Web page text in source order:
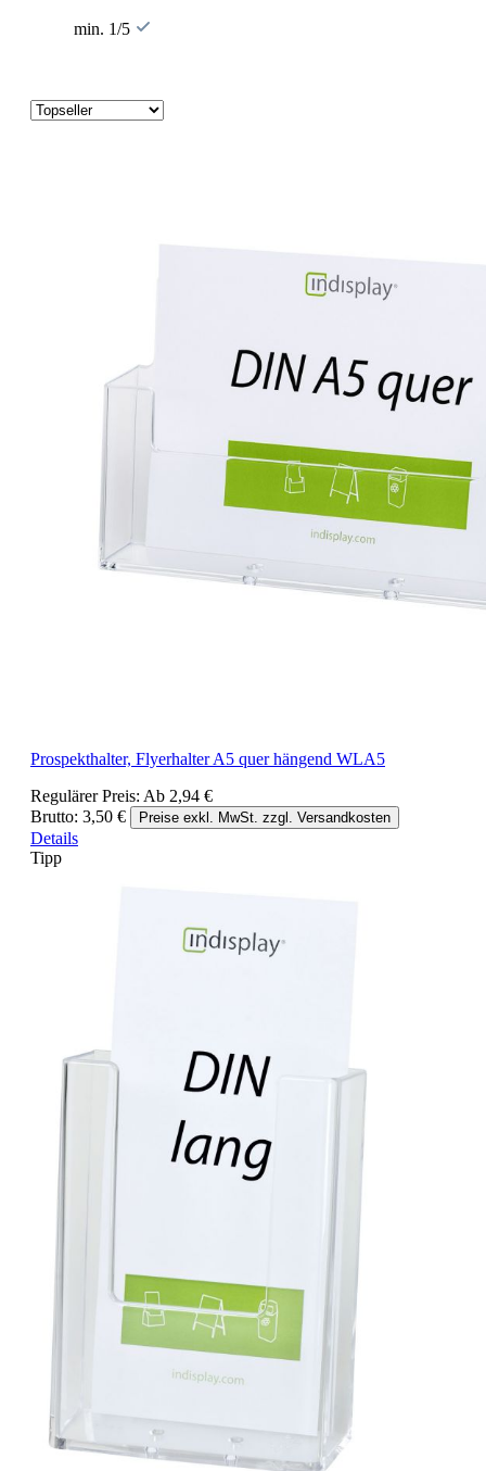
min. 1/5
Prospekthalter, Flyerhalter A5 quer hängend WLA5
Regulärer Preis: Ab 2,94 €
Brutto: 3,50 €
Preise exkl. MwSt. zzgl. Versandkosten
Details
Tipp